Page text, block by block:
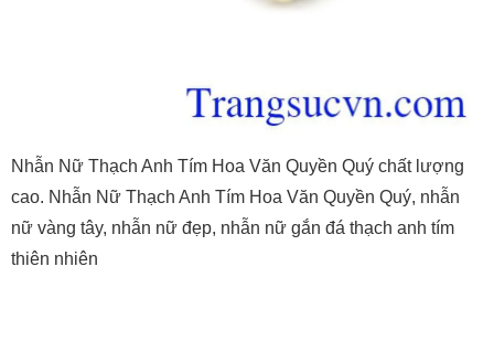
Nhẫn Nữ Thạch Anh Tím Hoa Văn Quyền Quý chất lượng
cao. Nhẫn Nữ Thạch Anh Tím Hoa Văn Quyền Quý, nhẫn
nữ vàng tây, nhẫn nữ đẹp, nhẫn nữ gắn đá thạch anh tím
thiên nhiên